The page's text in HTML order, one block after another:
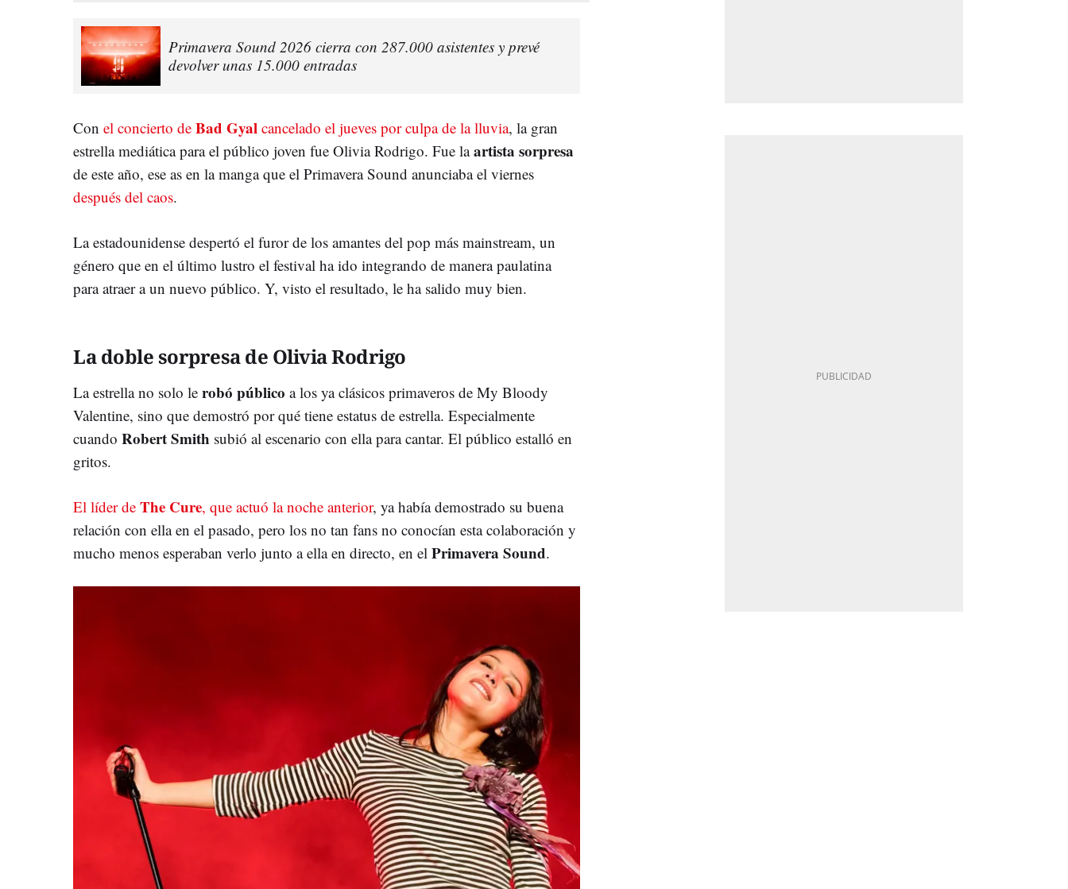
Primavera Sound 2026 cierra con 287.000 asistentes y prevé
devolver unas 15.000 entradas
Con el concierto de Bad Gyal cancelado el jueves por culpa de la lluvia, la gran
estrella mediática para el público joven fue Olivia Rodrigo. Fue laartista sorpresa
de este año, ese as en la manga que el Primavera Sound anunciaba el viernes
después del caos.
La estadounidense despertó el furor de los amantes del pop más mainstream, un
género que en el último lustro el festival ha ido integrando de manera paulatina
para atraer a un nuevo público. Y, visto el resultado, le ha salido muy bien.
La doble sorpresa de Olivia Rodrigo
La estrella no solo le robó público a los ya clásicos primaveros de My Bloody
Valentine, sino que demostró por qué tiene estatus de estrella. Especialmente
cuando Robert Smith subió al escenario con ella para cantar. El público estalló en
gritos.
El líder de The Cure, que actuó la noche anterior, ya había demostrado su buena
relación con ella en el pasado, pero los no tan fans no conocían esta colaboración y
mucho menos esperaban verlo junto a ella en directo, en el Primavera Sound.